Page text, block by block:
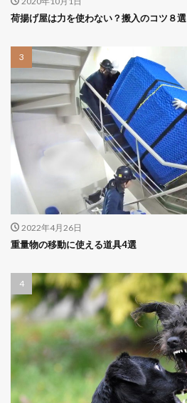
荷揚げ屋は力を使わない？搬入のコツ８選
2022年4月26日
重量物の移動に使える道具4選